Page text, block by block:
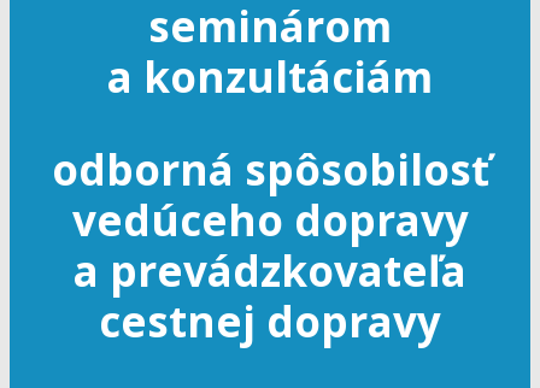
seminárom
a konzultáciám
odborná spôsobilosť
vedúceho dopravy
a prevádzkovateľa
cestnej dopravy